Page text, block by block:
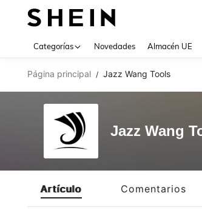
Categorías Novedades Almacén UE
Página principal / Jazz Wang Tools
Jazz Wang
Artículo Comentarios